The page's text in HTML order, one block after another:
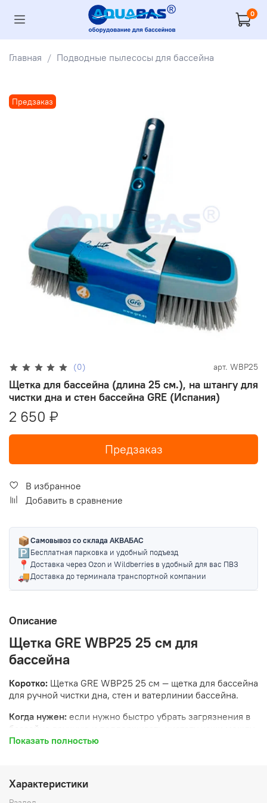
0
Главная Подводные пылесосы для бассейна
Предзаказ
(0) арт. WBP25
Щетка для бассейна (длина 25 см.), на штангу для
чистки дна и стен бассейна GRE (Испания)
2 650 ₽
Предзаказ
В избранное
Добавить в сравнение
📦Самовывоз со склада АКВАБАС
🅿️ Бесплатная парковка и удобный подъезд
📍 Доставка через Ozon и Wildberries в удобный для вас ПВЗ
🚚Доставка до терминала транспортной компании
Описание
Щетка GRE WBP25 25 см для
бассейна
Коротко: Щетка GRE WBP25 25 см — щетка для бассейна
для ручной чистки дна, стен и ватерлинии бассейна.
Когда нужен: если нужно быстро убрать загрязнения в
бассейне вручную и поддерживать чистоту чаши между
основными уборками.
подготовки.
Показать полностью
Характеристики